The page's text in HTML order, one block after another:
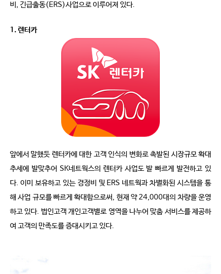
비, 긴급출동(ERS)사업으로 이루어져 있다.
1. 렌터카
앞에서 말했듯 렌터카에 대한 고객 인식의 변화로 촉발된 시장규모 확대
추세에 발맞추어 SK네트웍스의 렌터카 사업도 발 빠르게 발전하고 있
다. 이미 보유하고 있는 경정비 및 ERS 네트웍과 차별화된 시스템을 통
해 사업 규모를 빠르게 확대함으로써, 현재 약 24,000대의 차량을 운영
하고 있다. 법인고객 개인고객별로 영역을 나누어 맞춤 서비스를 제공하
여 고객의 만족도를 증대시키고 있다.